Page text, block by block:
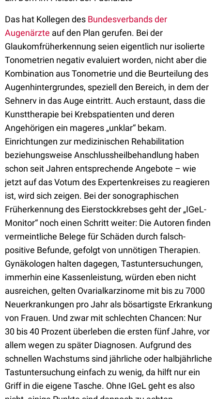
Das hat Kollegen des Bundesverbands der
Augenärzte auf den Plan gerufen. Bei der
Glaukomfrüherkennung seien eigentlich nur isolierte
Tonometrien negativ evaluiert worden, nicht aber die
Kombination aus Tonometrie und die Beurteilung des
Augenhintergrundes, speziell den Bereich, in dem der
Sehnerv in das Auge eintritt. Auch erstaunt, dass die
Kunsttherapie bei Krebspatienten und deren
Angehörigen ein mageres „unklar“ bekam.
Einrichtungen zur medizinischen Rehabilitation
beziehungsweise Anschlussheilbehandlung haben
schon seit Jahren entsprechende Angebote – wie
jetzt auf das Votum des Expertenkreises zu reagieren
ist, wird sich zeigen. Bei der sonographischen
Früherkennung des Eierstockkrebses geht der „IGeL-
Monitor“ noch einen Schritt weiter: Die Autoren finden
vermeintliche Belege für Schäden durch falsch-
positive Befunde, gefolgt von unnötigen Therapien.
Gynäkologen halten dagegen, Tastuntersuchungen,
immerhin eine Kassenleistung, würden eben nicht
ausreichen, gelten Ovarialkarzinome mit bis zu 7000
Neuerkrankungen pro Jahr als bösartigste Erkrankung
von Frauen. Und zwar mit schlechten Chancen: Nur
30 bis 40 Prozent überleben die ersten fünf Jahre, vor
allem wegen zu später Diagnosen. Aufgrund des
schnellen Wachstums sind jährliche oder halbjährliche
Tastuntersuchung einfach zu wenig, da hilft nur ein
Griff in die eigene Tasche. Ohne IGeL geht es also